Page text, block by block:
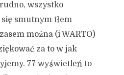
wszystko
smutnym tłem
można (i WARTO)
za to w jak
77 wyświetleń to